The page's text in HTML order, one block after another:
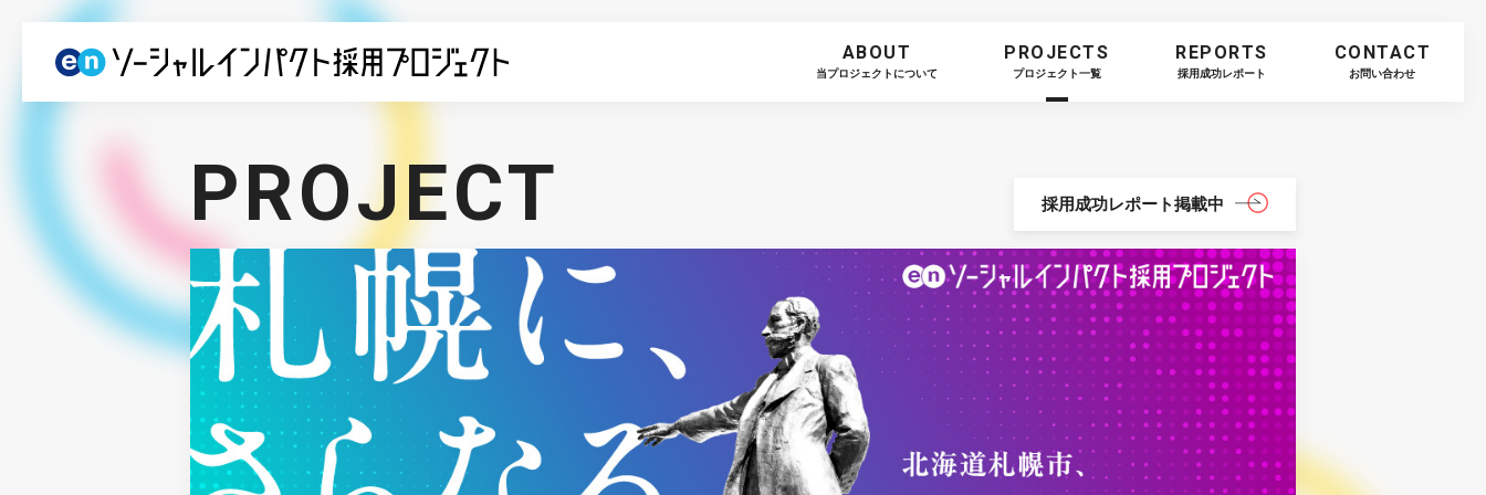
ABOUT
当プロジェクトについて
PROJECTS
プロジェクト一覧
REPORTS
採用成功レポート
CONTACT
お問い合わせ
PROJECT 採用成功レポート掲載中